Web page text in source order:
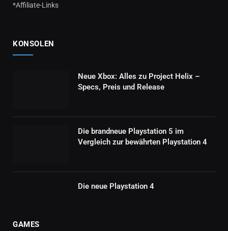
*Affiliate-Links
KONSOLEN
Neue Xbox: Alles zu Project Helix –
Specs, Preis und Release
Die brandneue Playstation 5 im
Vergleich zur bewährten Playstation 4
Die neue Playstation 4
GAMES